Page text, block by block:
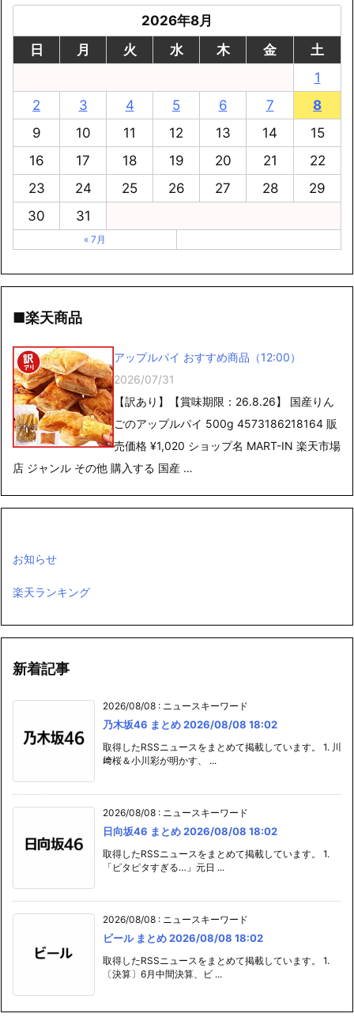
日
月 火 水 木 金
土
1
2
3 4 5 6 7
8
9
10 11 12 13 14
15
16
17 18 19 20 21
22
23
24 25 26 27 28
29
30
31
« 7月
■楽天商品
【訳あり】【賞味期限：26.8.26】 国産りん
ごのアップルパイ 500g 4573186218164 販
売価格 ¥1,020 ショップ名 MART-IN 楽天市場
店 ジャンル その他 購入する 国産 …
楽天ランキング
新着記事
取得したRSSニュースをまとめて掲載しています。 1. 川
﨑桜＆小川彩が明かす、 ...
日向坂46 まとめ 2026/08/08 18:02
取得したRSSニュースをまとめて掲載しています。 1.
「ピタピタすぎる…」元日 ...
ビール まとめ 2026/08/08 18:02
取得したRSSニュースをまとめて掲載しています。 1.
〔決算〕6月中間決算、ビ ...
新着記事（日向坂46）